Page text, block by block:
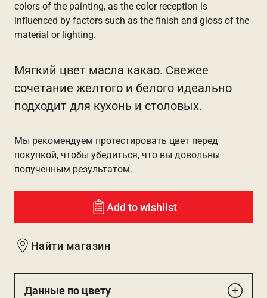
colors of the painting, as the color reception is
influenced by factors such as the finish and gloss of the
material or lighting.
Мягкий цвет масла какао. Свежее
сочетание желтого и белого идеально
подходит для кухонь и столовых.
Мы рекомендуем протестировать цвет перед
покупкой, чтобы убедиться, что вы довольны
полученным результатом.
Add to wishlist
Найти магазин
Данные по цвету